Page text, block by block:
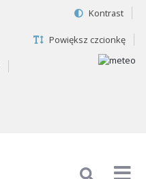
Kontrast
Powiększ czcionkę